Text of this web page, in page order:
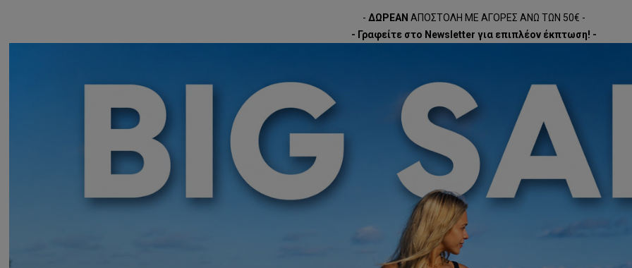
- ΔΩΡΕΑΝ ΑΠΟΣΤΟΛΗ ΜΕ ΑΓΟΡΕΣ ΑΝΩ ΤΩΝ 50€ -
- Γραφείτε στο Newsletter για επιπλέον έκπτωση! -